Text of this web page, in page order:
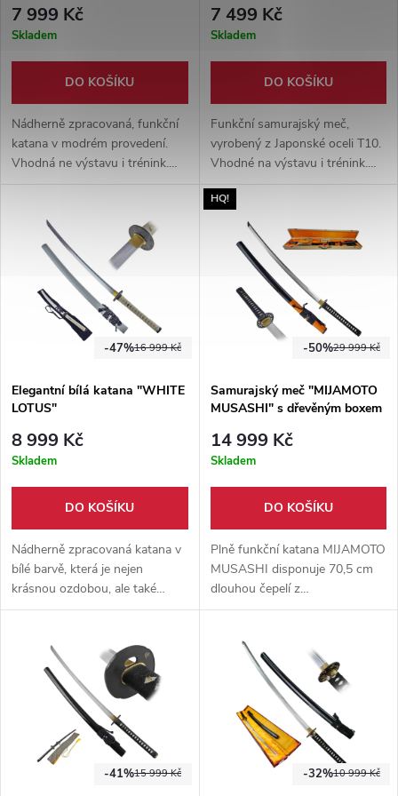
7 999 Kč
Skladem
DO KOŠÍKU
Nádherně zpracovaná, funkční
katana v modrém provedení.
Vhodná ne výstavu i trénink.
Japonská ocel T10, pravá
hamon. Součástí balení je
souprava na údržbu a dřevěný
stojánek.
7 499 Kč
Skladem
DO KOŠÍKU
Funkční samurajský meč,
vyrobený z Japonské oceli T10.
Vhodné na výstavu i trénink.
Sada na údržbu a stojánek
součástí balení.
16 999 Kč
-47%
Elegantní bílá katana "WHITE
LOTUS"
8 999 Kč
Skladem
DO KOŠÍKU
Nádherně zpracovaná katana v
bílé barvě, která je nejen
krásnou ozdobou, ale také
funkčním mečem, jenž je
Pohodlný do ruky, detailní
zpracování a ostřená čepel.
HQ!
29 999 Kč
-50%
Samurajský meč "MIJAMOTO
MUSASHI" s dřevěným boxem
14 999 Kč
Skladem
DO KOŠÍKU
Plně funkční katana MIJAMOTO
MUSASHI disponuje 70,5 cm
dlouhou čepelí z
vysokouhlíkové oceli 1095,
dosažení vysoké tvrdosti a
odolnosti ostří. Meč je osazen
železnou tsubou s
dekorativními výřezy, rukojetí s
tradičním černým opletem a
doplňky z pravého býčího rohu.
Tato zbraň je určena pro nácvik
15 999 Kč
-41% 10 999 Kč
-32%